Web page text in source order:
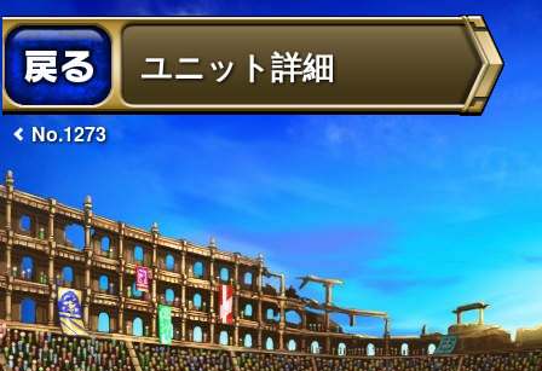
ユニット詳細
No.1273